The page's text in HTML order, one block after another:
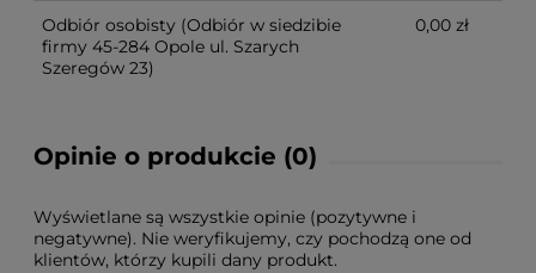
Odbiór osobisty (Odbiór w siedzibie
firmy 45-284 Opole ul. Szarych
Szeregów 23)
0,00 zł
Opinie o produkcie (0)
Wyświetlane są wszystkie opinie (pozytywne i
negatywne). Nie weryfikujemy, czy pochodzą one od
klientów, którzy kupili dany produkt.